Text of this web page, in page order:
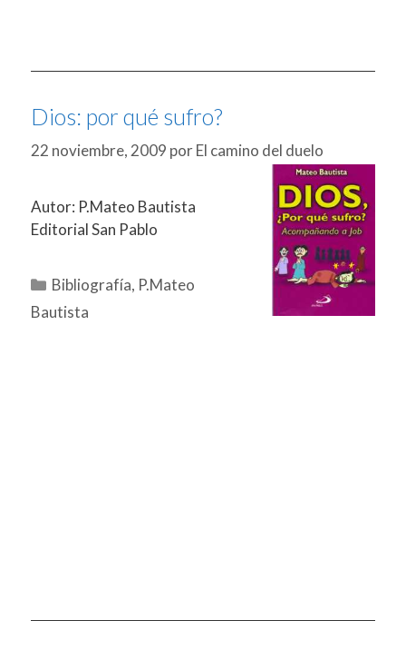
Dios: por qué sufro?
22 noviembre, 2009 porEl camino del duelo
Autor: P.Mateo Bautista
Editorial San Pablo
Categorías
Bibliografía, P.Mateo
Bautista